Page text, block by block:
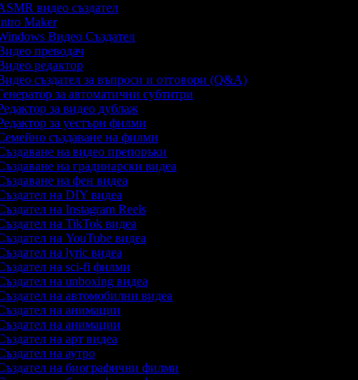
видео създател
Maker
Видео Създател
преводач
редактор
създател за въпроси и отговори (Q&A)
за автоматични субтитри
за видео дублаж
за уестърн филми
създаване на филми
на видео препоръки
на градинарски видеа
на фен видеа
на DIY видеа
на Instagram Reels
на TikTok видеа
на YouTube видеа
на lyric видеа
на sci-fi филми
на unboxing видеа
на автомобилни видеа
на анимации
на анимации
на арт видеа
на аутро
на биографични филми